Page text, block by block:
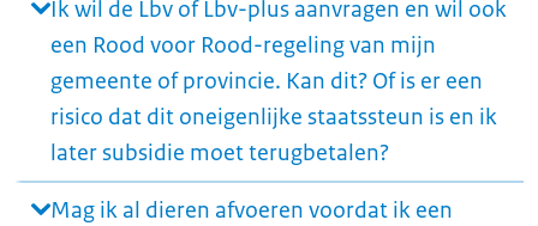
Ik wil de Lbv of Lbv-plus aanvragen en wil ook
een Rood voor Rood-regeling van mijn
gemeente of provincie. Kan dit? Of is er een
risico dat dit oneigenlijke staatssteun is en ik
later subsidie moet terugbetalen?
Mag ik al dieren afvoeren voordat ik een